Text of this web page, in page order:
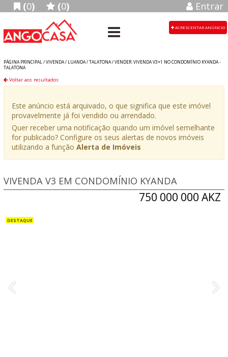
(0) (0) Entrar
ACRESCENTAR ANÚNCIO
PÁGINA PRINCIPAL /VIVENDA/ LUANDA/TALATONA/VENDER: VIVENDA V3+1 NO CONDOMÍNIO KYANDA -
TALATONA
Voltar aos resultados
Este anúncio está arquivado, o que significa que este imóvel
provavelmente já foi vendido ou arrendado.
Quer receber uma notificação quando um imóvel semelhante
for publicado? Configure os seus alertas de novos imóveis
utilizando a função Alerta de Imóveis
750 000 000 AKZ
VIVENDA V3 EM CONDOMÍNIO KYANDA